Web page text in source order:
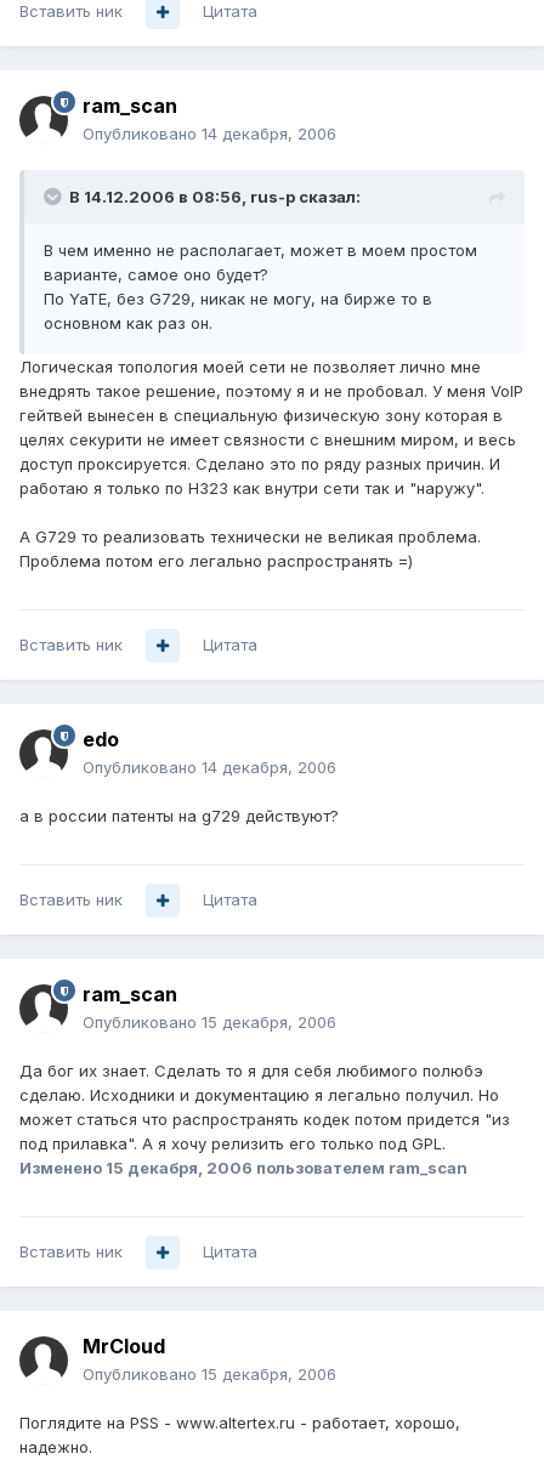
Вставить ник Цитата
ram_scan
Опубликовано 14 декабря, 2006
В 14.12.2006 в 08:56, rus-p сказал:
В чем именно не располагает, может в моем простом
варианте, самое оно будет?
По YaTE, без G729, никак не могу, на бирже то в
основном как раз он.
Логическая топология моей сети не позволяет лично мне
внедрять такое решение, поэтому я и не пробовал. У меня VoIP
гейтвей вынесен в специальную физическую зону которая в
целях секурити не имеет связности с внешним миром, и весь
доступ проксируется. Сделано это по ряду разных причин. И
работаю я только по H323 как внутри сети так и "наружу".
А G729 то реализовать технически не великая проблема.
Проблема потом его легально распространять =)
Вставить ник Цитата
edo
Опубликовано 14 декабря, 2006
а в россии патенты на g729 действуют?
Вставить ник Цитата
ram_scan
Опубликовано 15 декабря, 2006
Да бог их знает. Сделать то я для себя любимого полюбэ
сделаю. Исходники и документацию я легально получил. Но
может статься что распространять кодек потом придется "из
под прилавка". А я хочу релизить его только под GPL.
Изменено 15 декабря, 2006 пользователем ram_scan
Вставить ник Цитата
MrCloud
Опубликовано 15 декабря, 2006
Поглядите на PSS - www.altertex.ru - работает, хорошо,
надежно.